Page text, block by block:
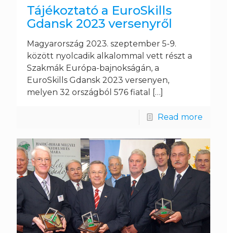
Tájékoztató a EuroSkills
Gdansk 2023 versenyről
Magyarország 2023. szeptember 5-9.
között nyolcadik alkalommal vett részt a
Szakmák Európa-bajnokságán, a
EuroSkills Gdansk 2023 versenyen,
melyen 32 országból 576 fiatal
[…]
Read more